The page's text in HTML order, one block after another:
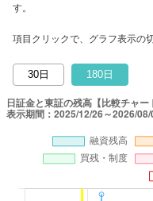
す。
項目クリックで、グラフ表示の
30日 180日